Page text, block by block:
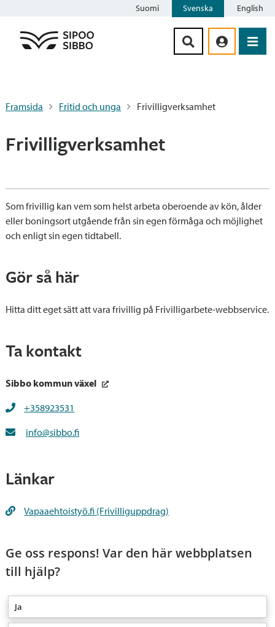
Suomi Svenska English
Framsida Fritid och unga Frivilligverksamhet
Frivilligverksamhet
Som frivillig kan vem som helst arbeta oberoende av kön, ålder
eller boningsort utgående från sin egen förmåga och möjlighet
och enligt sin egen tidtabell.
Gör så här
Hitta ditt eget sätt att vara frivillig på Frivilligarbete-webbservice.
Ta kontakt
Sibbo kommun växel
+358923531
info@sibbo.fi
Länkar
Vapaaehtoistyö.fi (Frivilliguppdrag)
Ge oss respons! Var den här webbplatsen
till hjälp?
Ja